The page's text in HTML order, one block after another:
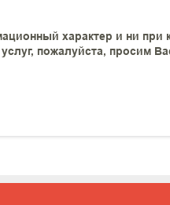
характер и ни при
пожалуйста, просим